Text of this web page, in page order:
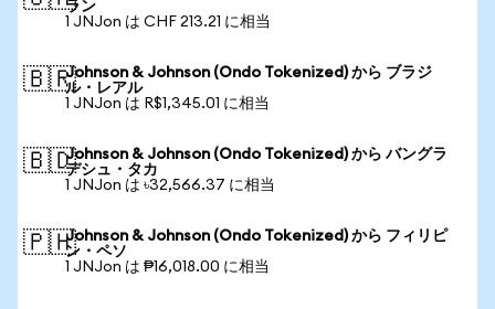
ラン
1 JNJon は CHF 213.21 に相当
🇧🇷Johnson & Johnson (Ondo Tokenized) から ブラジ
ル・レアル
1 JNJon は R$1,345.01 に相当
🇧🇩Johnson & Johnson (Ondo Tokenized) から バングラ
デシュ・タカ
1 JNJon は ৳32,566.37 に相当
🇵🇭Johnson & Johnson (Ondo Tokenized) から フィリピ
ン・ペソ
1 JNJon は ₱16,018.00 に相当